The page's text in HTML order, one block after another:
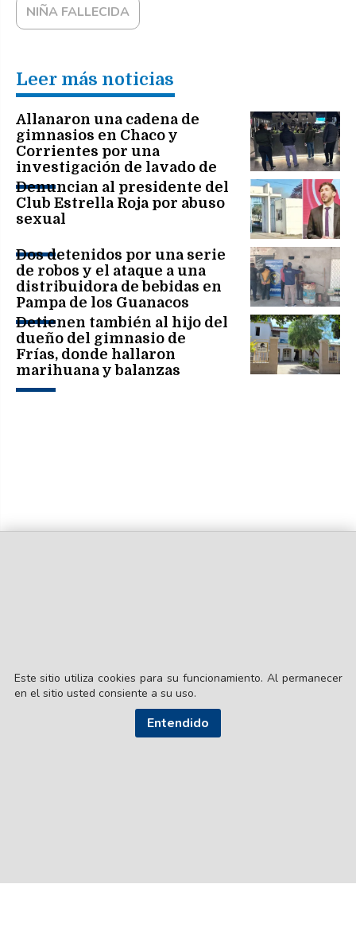
NIÑA FALLECIDA
Leer más noticias
Allanaron una cadena de
gimnasios en Chaco y
Corrientes por una
investigación de lavado de
activos
Denuncian al presidente del
Club Estrella Roja por abuso
sexual
Dos detenidos por una serie
de robos y el ataque a una
distribuidora de bebidas en
Pampa de los Guanacos
Detienen también al hijo del
dueño del gimnasio de
Frías, donde hallaron
marihuana y balanzas
Este sitio utiliza cookies para su funcionamiento. Al permanecer
en el sitio usted consiente a su uso.
Entendido